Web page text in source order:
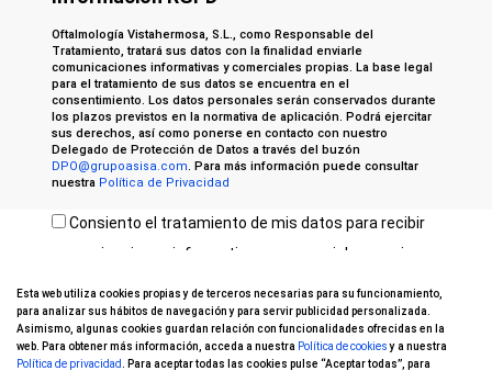
Oftalmología Vistahermosa, S.L., como Responsable del
Tratamiento, tratará sus datos con la finalidad enviarle
comunicaciones informativas y comerciales propias. La base legal
para el tratamiento de sus datos se encuentra en el
consentimiento. Los datos personales serán conservados durante
los plazos previstos en la normativa de aplicación. Podrá ejercitar
sus derechos, así como ponerse en contacto con nuestro
Delegado de Protección de Datos a través del buzón
DPO@grupoasisa.com. Para más información puede consultar
nuestra Política de Privacidad
Consiento el tratamiento de mis datos para recibir
comunicaciones informativas y comerciales propias
Esta web utiliza cookies propias y de terceros necesarias para su funcionamiento,
para analizar sus hábitos de navegación y para servir publicidad personalizada.
Asimismo, algunas cookies guardan relación con funcionalidades ofrecidas en la
web. Para obtener más información, acceda a nuestra Política de cookiesy a nuestra
Política de privacidad
. Para aceptar todas las cookies pulse “Aceptar todas”, para